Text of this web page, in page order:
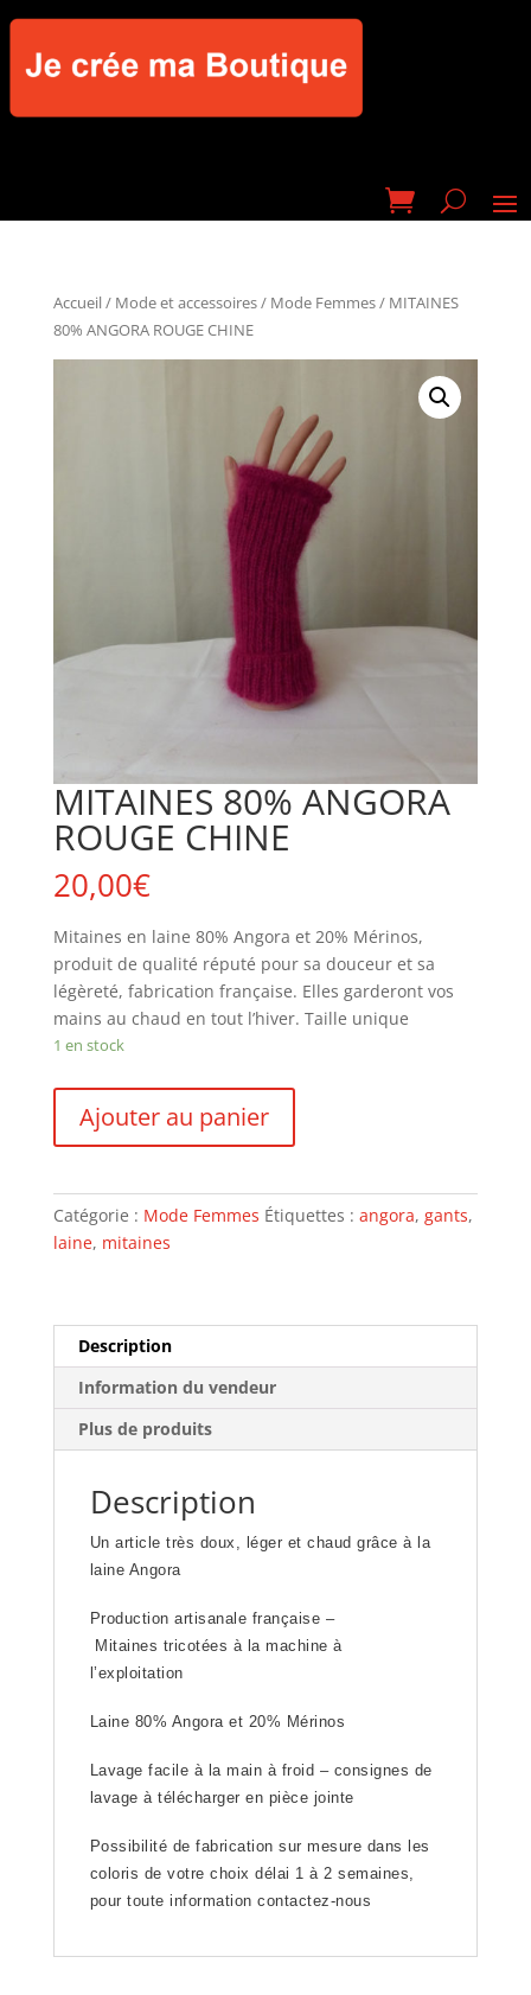
Accueil/ Mode et accessoires/ Mode Femmes/ MITAINES
80% ANGORA ROUGE CHINE
MITAINES 80% ANGORA
ROUGE CHINE
20,00€
Mitaines en laine 80% Angora et 20% Mérinos,
produit de qualité réputé pour sa douceur et sa
légèreté, fabrication française. Elles garderont vos
mains au chaud en tout l’hiver. Taille unique
1 en stock
ANGORA
ROUGE
Ajouter au panier
Catégorie : Mode Femmes Étiquettes : angora, gants,
laine, mitaines
Description
Information du vendeur
Plus de produits
Description
Un article très doux, léger et chaud grâce à la
laine Angora
Production artisanale française –
Mitaines tricotées à la machine à
l’exploitation
Laine 80% Angora et 20% Mérinos
Lavage facile à la main à froid – consignes de
lavage à télécharger en pièce jointe
Possibilité de fabrication sur mesure dans les
coloris de votre choix délai 1 à 2 semaines,
pour toute informationcontactez-nous